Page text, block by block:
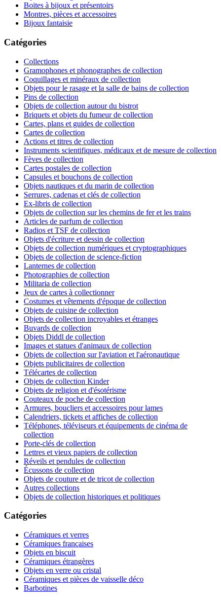
Boites à bijoux et présentoirs
Montres, pièces et accessoires
Bijoux fantaisie
Catégories
Collections
Gramophones et phonographes de collection
Coquillages et minéraux de collection
Objets pour le rasage et la salle de bains de collection
Pins de collection
Objets de collection autour du bistrot
Briquets et objets du fumeur de collection
Cartes, plans et guides de collection
Cartes de collection
Actions et titres de collection
Instruments scientifiques, médicaux et de mesure de collection
Fèves de collection
Cartes postales de collection
Capsules et bouchons de collection
Objets nautiques et du marin de collection
Serrures, cadenas et clés de collection
Ex-libris de collection
Objets de collection sur les chemins de fer et les trains
Articles de parfum de collection
Radios et TSF de collection
Objets d'écriture et dessin de collection
Objets de collection numériques et cryptographiques
Objets de collection de science-fiction
Lanternes de collection
Photographies de collection
Militaria de collection
Jeux de cartes à collectionner
Costumes et vêtements d'époque de collection
Objets de cuisine de collection
Objets de collection incroyables et étranges
Buvards de collection
Objets Diddl de collection
Images et statues d'animaux de collection
Objets de collection sur l'aviation et l'aéronautique
Objets publicitaires de collection
Télécartes de collection
Objets de collection Kinder
Objets de religion et d'ésotérisme
Couteaux de poche de collection
Armures, boucliers et accessoires pour lames
Calendriers, tickets et affiches de collection
Téléphones, téléviseurs et équipements de cinéma de
collection
Porte-clés de collection
Lettres et vieux papiers de collection
Réveils et pendules de collection
Écussons de collection
Objets de couture et de tricot de collection
Autres collections
Objets de collection historiques et politiques
Catégories
Céramiques et verres
Céramiques françaises
Objets en biscuit
Céramiques étrangères
Objets en verre ou cristal
Céramiques et pièces de vaisselle déco
Barbotines